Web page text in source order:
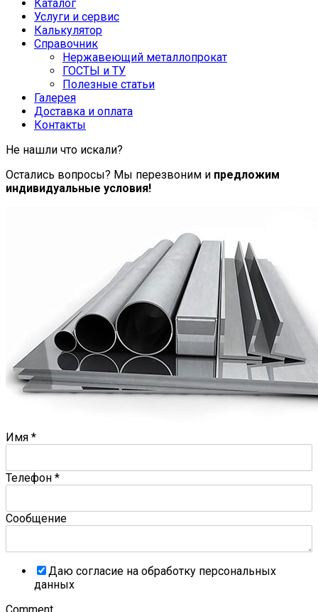
Каталог
Услуги и сервис
Калькулятор
Справочник
Нержавеющий металлопрокат
ГОСТЫ и ТУ
Полезные статьи
Галерея
Доставка и оплата
Контакты
Не нашли что искали?
Остались вопросы? Мы перезвоним и предложим
индивидуальные условия!
Имя *
Телефон *
Сообщение
Даю согласие на обработку персональных
данных